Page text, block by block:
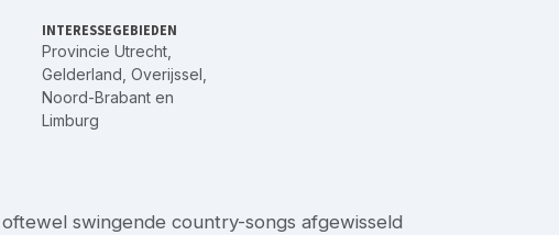
INTERESSEGEBIEDEN
Provincie Utrecht
Gelderland Overijssel
Noord-Brabant en
Limburg
swingende country-songs afgewisseld